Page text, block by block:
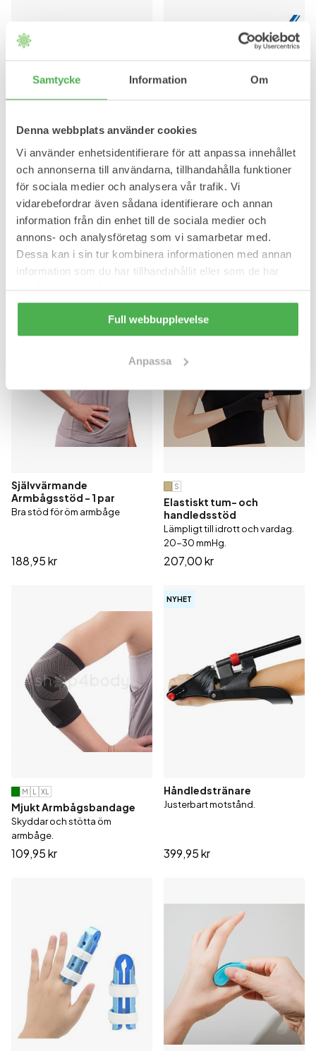
Samtycke Information Om
Denna webbplats använder cookies
Vi använder enhetsidentifierare för att anpassa innehållet
och annonserna till användarna, tillhandahålla funktioner
för sociala medier och analysera vår trafik. Vi
vidarebefordrar även sådana identifierare och annan
information från din enhet till de sociala medier och
annons- och analysföretag som vi samarbetar med.
Dessa kan i sin tur kombinera informationen med annan
information som du har tillhandahållit eller som de har
Full webbupplevelse
Anpassa
Mitella till öm och skadad
arm
Avlasta öm och svag arm.
209,95 kr
Multifunktionell
sportshandske
Med möjlighet att få tum-, pek-
och långfinger fria.
72,00 kr
Självvärmande
Armbågsstöd - 1 par
Bra stöd för öm armbåge
188,95 kr
S
Elastiskt tum- och
handledsstöd
Lämpligt till idrott och vardag.
20-30 mmHg.
207,00 kr
M L XL
Mjukt Armbågsbandage
Skyddar och stötta öm
armbåge.
109,95 kr
NYHET
Håndledstränare
Justerbart motstånd.
399,95 kr